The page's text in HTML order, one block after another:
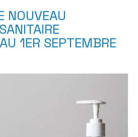
NOUVEAU
1ER SEPTEMBRE